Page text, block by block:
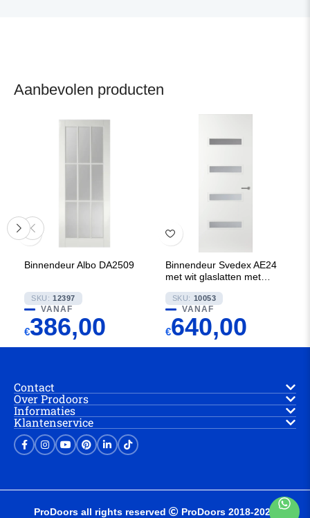
Aanbevolen producten
Binnendeur Albo DA2509
SKU: 12397
VANAF
€386,00
Binnendeur Svedex AE24
met wit glaslatten met
SKU: 10053
VANAF
€640,00
Contact
Over Prodoors
Informaties
Klantenservice
ProDoors all rights reserved ProDoors 2018-2025